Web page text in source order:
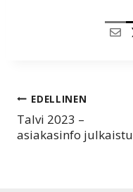
Artikkelien
selaus
EDELLINEN
Talvi 2023 –
asiakasinfo julkaistu